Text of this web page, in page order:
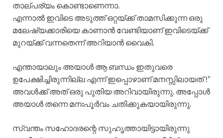
താല്പര്യം കൊണ്ടാണെന്നാ.
എന്നാൽ ഇവിടെ അടുത്ത് ഒറ്റയ്ക്ക് താമസിക്കുന്ന ഒരു
മലേഷ്യക്കാരിയെ കാണാൻ വേണ്ടിയാണ് ഇവിടെയ്ക്ക്
മുറയ്ക്ക് വന്നതെന്ന് അറിയാൻ വൈകി.
എന്തായാലും അയാൾ ആ ബന്ധം ഇതുവരെ
ഉപേക്ഷിച്ചിരുന്നില്ല എന്ന് ഇപ്പൊഴാണ് മനസ്സിലായത് !”
അവൾക്ക് അത് ഒരു പുതിയ അറിവായിരുന്നു. അപ്പോൾ
അയാൾ തന്നെ മനഃപൂർവം ചതിക്കുകയായിരുന്നു.
സ്വന്തം സഹോദരന്റെ സുഹൃത്തായിട്ടായിരുന്നു